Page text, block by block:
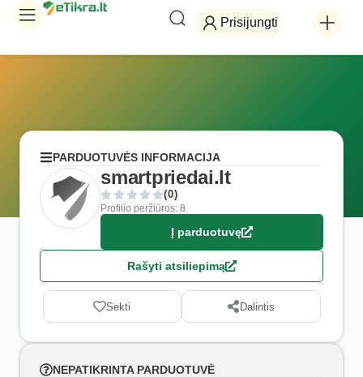
Prisijungti
PARDUOTUVĖS INFORMACIJA
smartpriedai.lt
(0)
Profilio peržiūros: 8
Į parduotuvę
Rašyti atsiliepimą
Sekti Dalintis
NEPATIKRINTA PARDUOTUVĖ